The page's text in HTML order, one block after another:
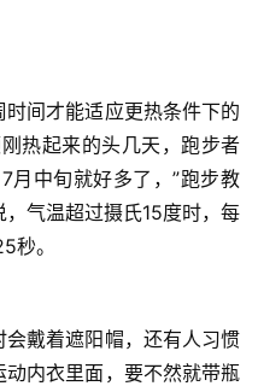
间才能适应更热条件下的
热起来的头几天，跑步者
月中旬就好多了，”跑步教
气温超过摄氏15度时，每
秒。
戴着遮阳帽，还有人习惯
内衣里面，要不然就带瓶